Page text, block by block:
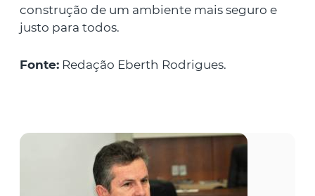
construção de um ambiente mais seguro e
justo para todos.
Fonte: Redação Eberth Rodrigues.